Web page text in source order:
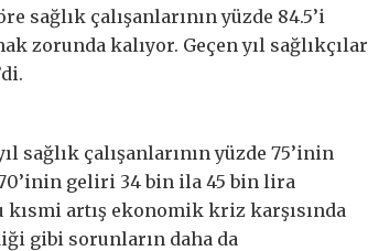
sağlık çalışanlarının yüzde 84.5’i
zorunda kalıyor. Geçen yıl sağlıkçılar
sağlık çalışanlarının yüzde 75’inin
geliri 34 bin ila 45 bin lira
kısmi artış ekonomik kriz karşısında
gibi sorunların daha da